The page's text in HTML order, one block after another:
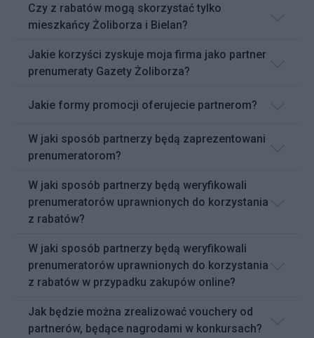
Czy z rabatów mogą skorzystać tylko
mieszkańcy Żoliborza i Bielan?
Jakie korzyści zyskuje moja firma jako partner
prenumeraty Gazety Żoliborza?
Jakie formy promocji oferujecie partnerom?
W jaki sposób partnerzy będą zaprezentowani
prenumeratorom?
W jaki sposób partnerzy będą weryfikowali
prenumeratorów uprawnionych do korzystania
z rabatów?
W jaki sposób partnerzy będą weryfikowali
prenumeratorów uprawnionych do korzystania
z rabatów w przypadku zakupów online?
Jak będzie można zrealizować vouchery od
partnerów, będące nagrodami w konkursach?